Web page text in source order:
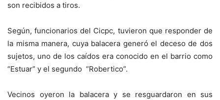
son recibidos a tiros.
Según, funcionarios del Cicpc, tuvieron que responder de
la misma manera, cuya balacera generó el deceso de dos
sujetos, uno de los caídos era conocido en el barrio como
“Estuar” y el segundo “Robertico”.
Vecinos oyeron la balacera y se resguardaron en sus